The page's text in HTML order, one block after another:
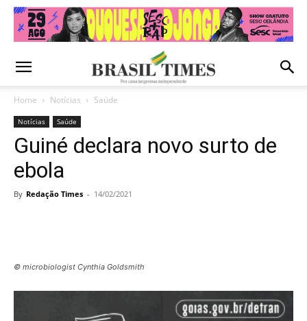
Home Notícias Saúde
Notícias Saúde
Guiné declara novo surto de
ebola
By Redação Times - 14/02/2021
© microbiologist Cynthia Goldsmith